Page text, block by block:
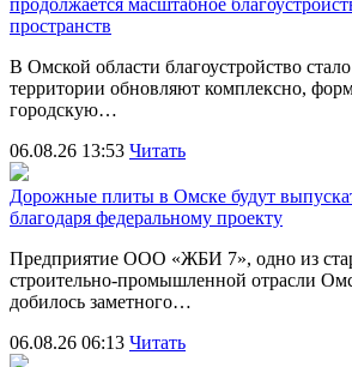
пространств
В Омской области благоустройство
территории обновляют комплексно,
городскую…
06.08.26 13:53 Читать
Дорожные плиты в Омске будут
благодаря федеральному проекту
Предприятие ООО «ЖБИ 7», одно из
строительно‑промышленной отрасли
добилось заметного…
06.08.26 06:13 Читать